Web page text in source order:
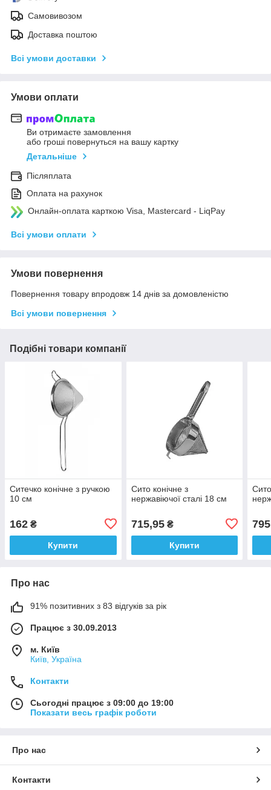
Самовивозом
Доставка поштою
Всі умови доставки
Умови оплати
Ви отримаєте замовлення
або гроші повернуться на вашу картку
Детальніше
Післяплата
Оплата на рахунок
Онлайн-оплата карткою Visa, Mastercard - LiqPay
Всі умови оплати
Умови повернення
Повернення товару впродовж 14 днів за домовленістю
Всі умови повернення
Подібні товари компанії
Ситечко конічне з ручкою
10 см
162 ₴
Купити
Сито конічне з
нержавіючої сталі 18 см
715,95₴
Купити
Про нас
91% позитивних з 83 відгуків за рік
Працює з 30.09.2013
м. Київ
Київ, Україна
Контакти
Сьогодні працює з 09:00 до 19:00
Показати весь графік роботи
Про нас
Контакти